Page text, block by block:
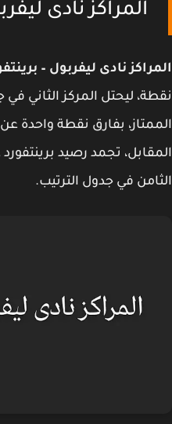
المراكز نادى
نادى ليفربول –
ليحتل المركز الثاني في
بفارق نقطة واحدة
في جدول الترتيب.